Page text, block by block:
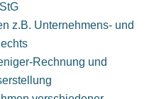
z.B. Unternehmens- und
Rechnung und